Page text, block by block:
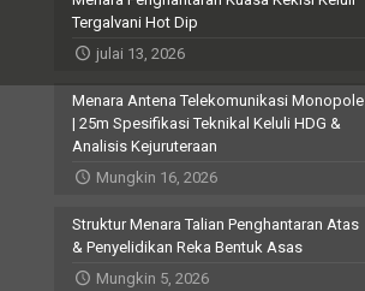
Tergalvani Hot Dip
julai 13, 2026
Menara Antena Telekomunikasi Monopole
| 25m Spesifikasi Teknikal Keluli HDG &
Analisis Kejuruteraan
Mungkin 16, 2026
Struktur Menara Talian Penghantaran Atas
& Penyelidikan Reka Bentuk Asas
Mungkin 5, 2026